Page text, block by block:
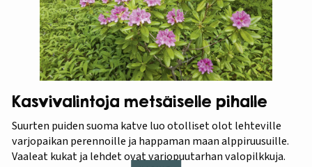
Kasvivalintoja metsäiselle pihalle
Suurten puiden suoma katve luo otolliset olot lehteville
varjopaikan perennoille ja happaman maan alppiruusuille.
Vaaleat kukat ja lehdet ovat varjopuutarhan valopilkkuja.